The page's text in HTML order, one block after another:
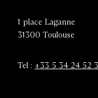
1 place Laganne
31300 Toulouse
Tel : +33 5 34 24 52